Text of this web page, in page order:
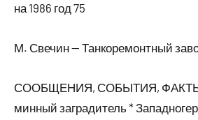
на 1986 год 75
М. Свечин — Танкоремонтный
СООБЩЕНИЯ, СОБЫТИЯ, ФАКТЫ
минный заградитель *